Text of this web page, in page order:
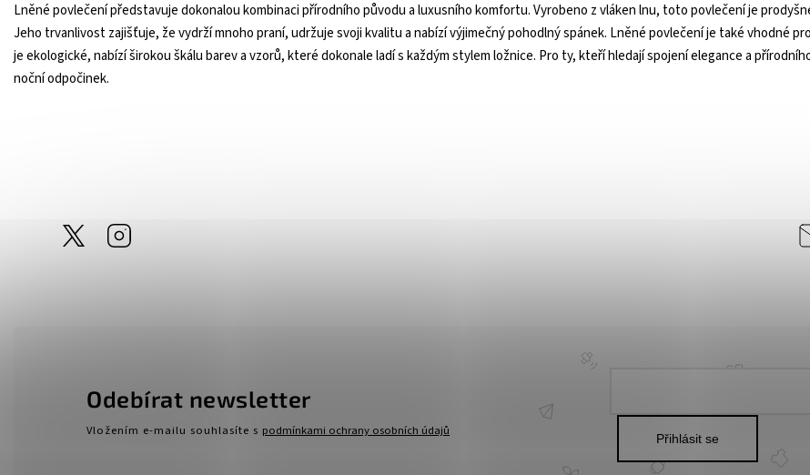
Lněné povlečení představuje dokonalou kombinaci přírodního původu a luxusního komfortu. Vyrobeno z vláken lnu, toto povlečení je
Jeho trvanlivost zajišťuje, že vydrží mnoho praní, udržuje svoji kvalitu a nabízí výjimečný pohodlný spánek. Lněné povlečení je také vhodné
je ekologické, nabízí širokou škálu barev a vzorů, které dokonale ladí s každým stylem ložnice. Pro ty, kteří hledají spojení elegance a
noční odpočinek.
@tom_linen
Odebírat newsletter
Vložením e-mailu souhlasíte s podmínkami ochrany osobních údajů
Přihlásit se